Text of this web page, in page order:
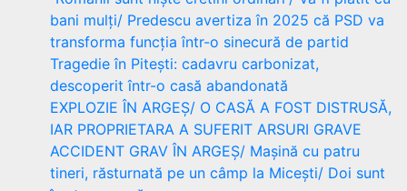
bani mulți/ Predescu avertiza în 2025 că PSD va
transforma funcția într-o sinecură de partid
Tragedie în Pitești: cadavru carbonizat,
descoperit într-o casă abandonată
EXPLOZIE ÎN ARGEȘ/ O CASĂ A FOST DISTRUSĂ,
IAR PROPRIETARA A SUFERIT ARSURI GRAVE
ACCIDENT GRAV ÎN ARGEȘ/ Mașină cu patru
tineri, răsturnată pe un câmp la Micești/ Doi sunt